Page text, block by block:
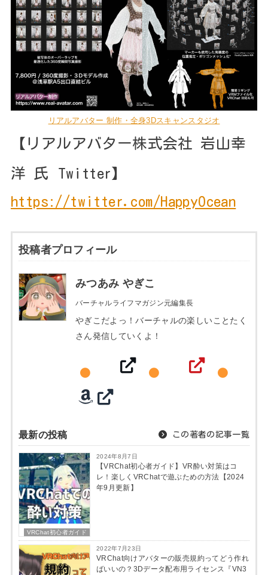
リアルアバター 制作・全身3Dスキャンスタジオ
【リアルアバター株式会社 岩山幸
洋 氏
Twitter】
https://twitter.com/HappyOcean
投稿者プロフィール
みつあみ やぎこ
バーチャルライフマガジン元編集長
やぎこだよっ！バーチャルの楽しいことたく
さん発信していくよ！
最新の投稿 この著者の記事一覧
VRChat初心者ガイド
2024年8月7日
【VRChat初心者ガイド】VR酔い対策はコ
レ！楽しくVRChatで遊ぶための方法【2024
年9月更新】
2022年7月23日
VRChat向けアバターの販売規約ってどう作れ
ばいいの？3Dデータ配布用ライセンス『VN3